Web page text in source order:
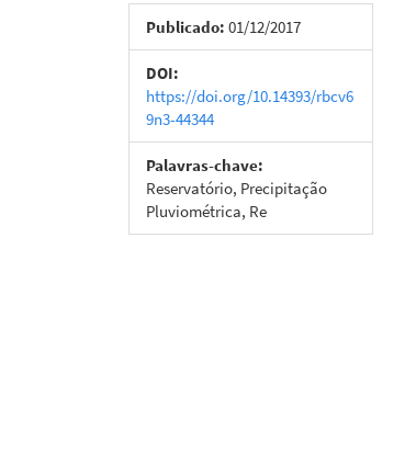
de
artigos
Publicado: 01/12/2017
DOI:
https://doi.org/10.14393/rbcv6
9n3-44344
Palavras-chave:
Reservatório, Precipitação
Pluviométrica, Re